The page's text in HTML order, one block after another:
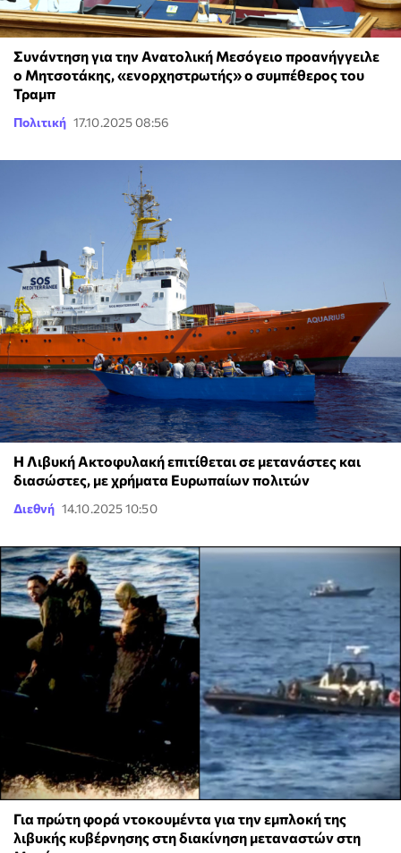
Συνάντηση για την Ανατολική Μεσόγειο προανήγγειλε
ο Μητσοτάκης, «ενορχηστρωτής» ο συμπέθερος του
Τραμπ
Πολιτική 17.10.2025 08:56
Η Λιβυκή Ακτοφυλακή επιτίθεται σε μετανάστες και
διασώστες, με χρήματα Ευρωπαίων πολιτών
Διεθνή 14.10.2025 10:50
Για πρώτη φορά ντοκουμέντα για την εμπλοκή της
λιβυκής κυβέρνησης στη διακίνηση μεταναστών στη